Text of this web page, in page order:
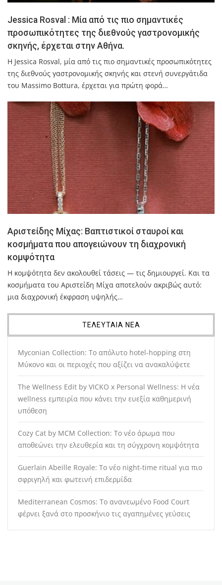
Jessica Rosval : Μία από τις πιο σημαντικές
προσωπικότητες της διεθνούς γαστρονομικής
σκηνής, έρχεται στην Αθήνα.
Η Jessica Rosval, μία από τις πιο σημαντικές προσωπικότητες
της διεθνούς γαστρονομικής σκηνής και στενή συνεργάτιδα
του Massimo Bottura, έρχεται για πρώτη φορά…
Αριστείδης Μίχας: Βαπτιστικοί σταυροί και
κοσμήματα που απογειώνουν τη διαχρονική
κομψότητα
Η κομψότητα δεν ακολουθεί τάσεις — τις δημιουργεί. Και τα
κοσμήματα του Αριστείδη Μίχα αποτελούν ακριβώς αυτό:
μια διαχρονική έκφραση υψηλής…
ΤΕΛΕΥΤΑΙΑ ΝΕΑ
Myconian Collection: Το απόλυτο hotel-hopping στη
Μύκονο και οι περιοχές που αξίζει να ανακαλύψετε
The Wellness Edit by VICKO x Personal Wellness: Η νέα
wellness εμπειρία που κάνει την ευεξία καθημερινή
υπόθεση
Cozy Cat by MCM Collection: Το νέο άρωμα που
αποθεώνει την ελευθερία και τη σύγχρονη κομψότητα
Guerlain Abeille Royale: Το νέο night-time ritual για πιο
σφριγηλή και φωτεινή επιδερμίδα
Mediterranean Cosmos: Το ανανεωμένο Food Court
φέρνει ξανά στο προσκήνιο τις αγαπημένες γεύσεις